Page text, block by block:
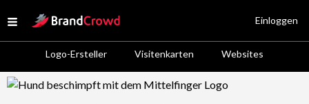
Open menu
Site Logo
Logo-Ersteller Visitenkarten Websites
Einloggen
Logo Template Preview